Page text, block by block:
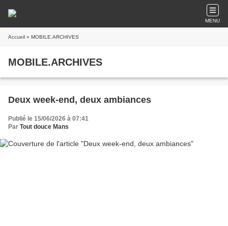
MENU
Accueil » MOBILE.ARCHIVES
MOBILE.ARCHIVES
Deux week-end, deux ambiances
Publié le 15/06/2026 à 07:41
Par Tout douce Mans